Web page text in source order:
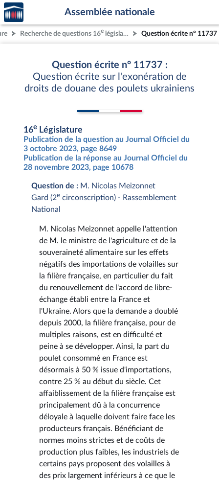
Aller au contenu
Aller en bas de la page
Accèder
à la
page
d'accueil
Assemblée nationale
Recherche de questions 16e législature Question écrite n° 11737
Question écrite n° 11737 :
Question écrite sur l'exonération de
droits de douane des poulets ukrainiens
16e Législature
Publication de la question au Journal Officiel du
3 octobre 2023, page 8649
Publication de la réponse au Journal Officiel du
28 novembre 2023, page 10678
Question de : M. Nicolas Meizonnet
Gard (2e circonscription) - Rassemblement
National
M. Nicolas Meizonnet appelle l'attention
de M. le ministre de l'agriculture et de la
souveraineté alimentaire sur les effets
négatifs des importations de volailles sur
la filière française, en particulier du fait
du renouvellement de l'accord de libre-
échange établi entre la France et
l'Ukraine. Alors que la demande a doublé
depuis 2000, la filière française, pour de
multiples raisons, est en difficulté et
peine à se développer. Ainsi, la part du
poulet consommé en France est
désormais à 50 % issue d'importations,
contre 25 % au début du siècle. Cet
affaiblissement de la filière française est
principalement dû à la concurrence
déloyale à laquelle doivent faire face les
producteurs français. Bénéficiant de
normes moins strictes et de coûts de
production plus faibles, les industriels de
certains pays proposent des volailles à
des prix largement inférieurs à ce que le